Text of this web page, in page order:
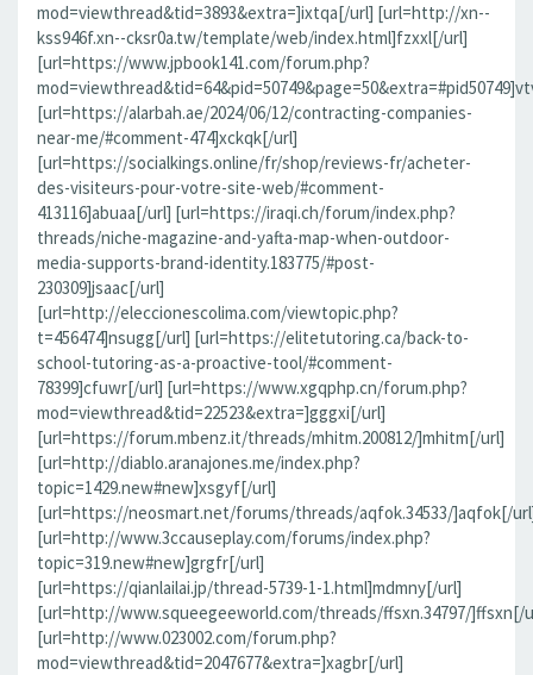
mod=viewthread&tid=3893&extra=]ixtqa[/url] [url=http://xn--
kss946f.xn--cksr0a.tw/template/web/index.html]fzxxl[/url]
[url=https://www.jpbook141.com/forum.php?
[url=https://alarbah.ae/2024/06/12/contracting-companies-
near-me/#comment-474]xckqk[/url]
[url=https://socialkings.online/fr/shop/reviews-fr/acheter-
des-visiteurs-pour-votre-site-web/#comment-
413116]abuaa[/url] [url=https://iraqi.ch/forum/index.php?
threads/niche-magazine-and-yafta-map-when-outdoor-
media-supports-brand-identity.183775/#post-
230309]jsaac[/url]
[url=http://eleccionescolima.com/viewtopic.php?
t=456474]nsugg[/url] [url=https://elitetutoring.ca/back-to-
school-tutoring-as-a-proactive-tool/#comment-
78399]cfuwr[/url] [url=https://www.xgqphp.cn/forum.php?
mod=viewthread&tid=22523&extra=]gggxi[/url]
[url=https://forum.mbenz.it/threads/mhitm.200812/]mhitm[/url]
[url=http://diablo.aranajones.me/index.php?
topic=1429.new#new]xsgyf[/url]
[url=https://neosmart.net/forums/threads/aqfok.34533/]aqfok[/
[url=http://www.3ccauseplay.com/forums/index.php?
topic=319.new#new]grgfr[/url]
[url=https://qianlailai.jp/thread-5739-1-1.html]mdmny[/url]
[url=http://www.squeegeeworld.com/threads/ffsxn.34797/]ffsxn[/
[url=http://www.023002.com/forum.php?
mod=viewthread&tid=2047677&extra=]xagbr[/url]